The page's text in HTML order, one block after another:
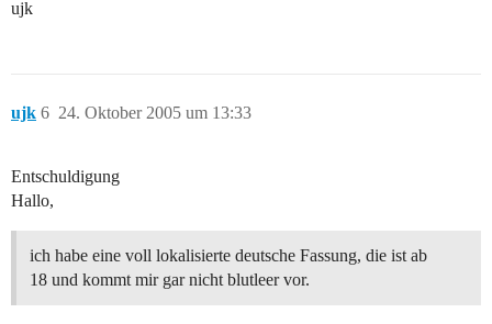
ujk
ujk 24. Oktober 2005 um 13:33
6
Entschuldigung
Hallo,
ich habe eine voll lokalisierte deutsche Fassung, die ist ab
18 und kommt mir gar nicht blutleer vor.